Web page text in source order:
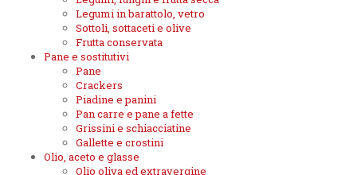
Legumi in barattolo, vetro
Sottoli, sottaceti e olive
Frutta conservata
Pane e sostitutivi
Pane
Crackers
Piadine e panini
Pan carre e pane a fette
Grissini e schiacciatine
Gallette e crostini
Olio, aceto e glasse
Olio oliva ed extravergine